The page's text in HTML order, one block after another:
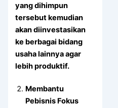
yang dihimpun
tersebut kemudian
akan diinvestasikan
ke berbagai bidang
usaha lainnya agar
lebih produktif.
Membantu
Pebisnis Fokus